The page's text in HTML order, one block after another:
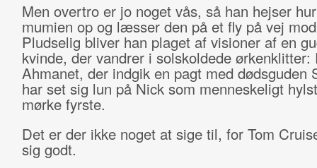
Men overtro er jo noget vås, så han hejser
mumien op og læsser den på et fly på vej
Pludselig bliver han plaget af visioner af en
kvinde, der vandrer i solskoldede ørkenklitter:
Ahmanet, der indgik en pagt med dødsguden
har set sig lun på Nick som menneskeligt
mørke fyrste.
Det er der ikke noget at sige til, for Tom
sig godt.